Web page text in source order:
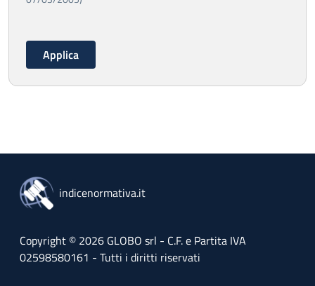
indicenormativa.it
Copyright © 2026 GLOBO srl - C.F. e Partita IVA
02598580161 - Tutti i diritti riservati